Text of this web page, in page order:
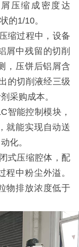
压缩成密度达
的1/10。
缩过程中，设备
屑中残留的切削
，压饼后铝屑含
的切削液经三级
采购成本。
智能控制模块，
就能实现自动送
化。
式压缩腔体，配
中粉尘外溢。
物排放浓度低于